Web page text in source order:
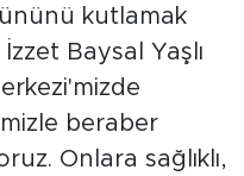
kutlamak
Baysal Yaşlı
beraber
Onlara sağlıklı,